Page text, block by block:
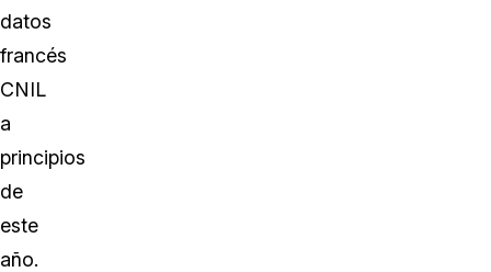
datos
francés
CNIL
a
principios
de
este
año.